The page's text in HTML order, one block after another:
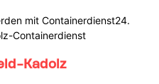
mit Containerdienst24.
Containerdienst
Kadolz